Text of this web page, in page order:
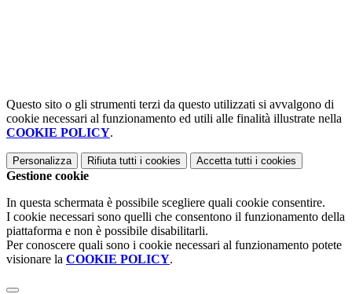
Questo sito o gli strumenti terzi da questo utilizzati si avvalgono di
cookie necessari al funzionamento ed utili alle finalità illustrate nella
COOKIE POLICY.
Personalizza Rifiuta tutti i cookies Accetta tutti i cookies
Gestione cookie
In questa schermata è possibile scegliere quali cookie consentire.
I cookie necessari sono quelli che consentono il funzionamento della
piattaforma e non è possibile disabilitarli.
Per conoscere quali sono i cookie necessari al funzionamento potete
visionare la COOKIE POLICY.